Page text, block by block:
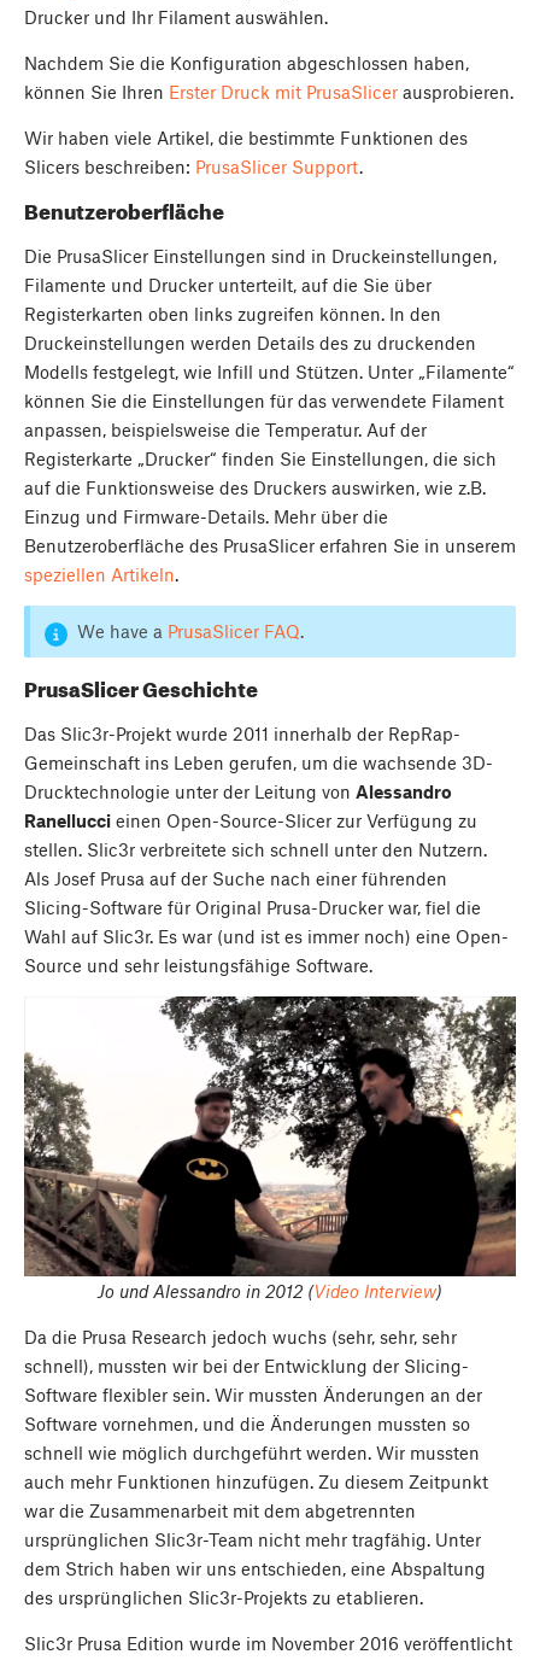
Drucker und Ihr Filament auswählen.
Nachdem Sie die Konfiguration abgeschlossen haben,
können Sie Ihren Erster Druck mit PrusaSlicer ausprobieren.
Wir haben viele Artikel, die bestimmte Funktionen des
Slicers beschreiben: PrusaSlicer Support.
Benutzeroberfläche
Die PrusaSlicer Einstellungen sind in Druckeinstellungen,
Filamente und Drucker unterteilt, auf die Sie über
Registerkarten oben links zugreifen können. In den
Druckeinstellungen werden Details des zu druckenden
Modells festgelegt, wie Infill und Stützen. Unter „Filamente“
können Sie die Einstellungen für das verwendete Filament
anpassen, beispielsweise die Temperatur. Auf der
Registerkarte „Drucker“ finden Sie Einstellungen, die sich
auf die Funktionsweise des Druckers auswirken, wie z.B.
Einzug und Firmware-Details. Mehr über die
Benutzeroberfläche des PrusaSlicer erfahren Sie in unserem
speziellen Artikeln.
We have a PrusaSlicer FAQ.
PrusaSlicer Geschichte
Das Slic3r-Projekt wurde 2011 innerhalb der RepRap-
Gemeinschaft ins Leben gerufen, um die wachsende 3D-
Drucktechnologie unter der Leitung von Alessandro
Ranellucci einen Open-Source-Slicer zur Verfügung zu
stellen. Slic3r verbreitete sich schnell unter den Nutzern.
Als Josef Prusa auf der Suche nach einer führenden
Slicing-Software für Original Prusa-Drucker war, fiel die
Wahl auf Slic3r. Es war (und ist es immer noch) eine Open-
Source und sehr leistungsfähige Software.
Jo und Alessandro in 2012 (Video Interview)
Da die Prusa Research jedoch wuchs (sehr, sehr, sehr
schnell), mussten wir bei der Entwicklung der Slicing-
Software flexibler sein. Wir mussten Änderungen an der
Software vornehmen, und die Änderungen mussten so
schnell wie möglich durchgeführt werden. Wir mussten
auch mehr Funktionen hinzufügen. Zu diesem Zeitpunkt
war die Zusammenarbeit mit dem abgetrennten
ursprünglichen Slic3r-Team nicht mehr tragfähig. Unter
dem Strich haben wir uns entschieden, eine Abspaltung
des ursprünglichen Slic3r-Projekts zu etablieren.
Slic3r Prusa Edition wurde im November 2016 veröffentlicht